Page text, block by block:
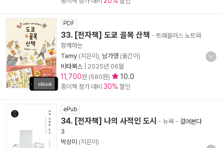
PDF
33. [전자책] 도쿄 골목 산책 - 트래블러스 노트와
함께하는
Tamy (지은이), 남가영 (옮긴이)
비타북스
2025년 06월
11,700원 (580원) 10.0
종이책 정가 대비 30% 할인
ePub
34. [전자책] 나의 사적인 도시 - 뉴욕- 걸어본다
3
박상미 (지은이)